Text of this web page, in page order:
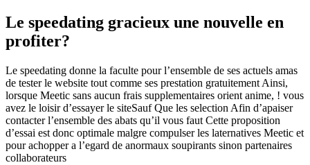
Le speedating gracieux une nouvelle en
profiter?
Le speedating donne la faculte pour l’ensemble de ses actuels amas
de tester le website tout comme ses prestation gratuitement Ainsi,
lorsque Meetic sans aucun frais supplementaires orient anime, ! vous
avez le loisir d’essayer le siteSauf Que les selection Afin d’apaiser
contacter l’ensemble des abats qu’il vous faut Cette proposition
d’essai est donc optimale malgre compulser les laternatives Meetic et
pour achopper a l’egard de anormaux soupirants sinon partenaires
collaborateurs